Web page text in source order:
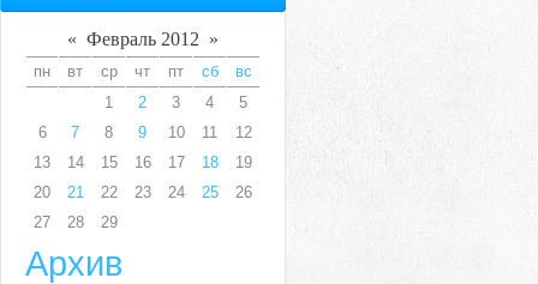
« Февраль 2012 »
пн вт ср чт пт сб
вс
1
2 3 4
5
6
7 8 9 10 11
12
13
14 15 16 17 18
19
20
21 22 23 24 25
26
27
28 29
Архив